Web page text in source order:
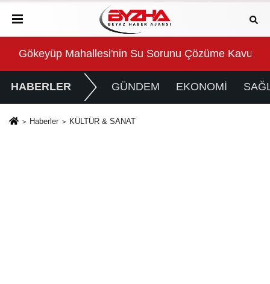
Gökeyüp Mahallesi'nin Su Sorunu Çözüme
HABERLER GÜNDEM EKONOMİ
Haberler KÜLTÜR & SANAT